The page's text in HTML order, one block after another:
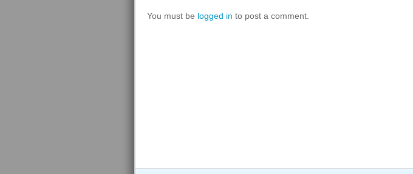
You must be logged in to post a comment.